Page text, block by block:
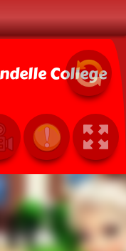
College